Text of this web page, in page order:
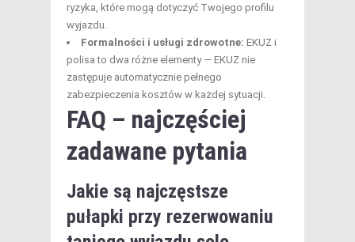
ryzyka, które mogą dotyczyć Twojego profilu
wyjazdu.
Formalności i usługi zdrowotne: EKUZ i
polisa to dwa różne elementy — EKUZ nie
zastępuje automatycznie pełnego
zabezpieczenia kosztów w każdej sytuacji.
FAQ – najczęściej
zadawane pytania
Jakie są najczęstsze
pułapki przy rezerwowaniu